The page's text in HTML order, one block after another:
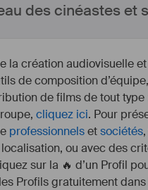
des cinéastes et
création audiovisuelle
de composition
de films de tout
cliquez ici. Pour
professionnelsetsociétés
ou avec des
sur la 🔥 d’un Profil
Profils gratuitement dans